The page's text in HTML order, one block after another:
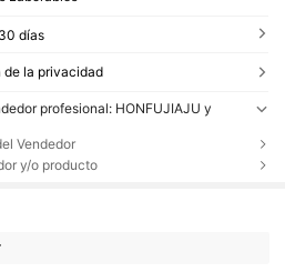
días
de la privacidad
profesional: HONFUJIAJU y
Vendedor
y/o producto